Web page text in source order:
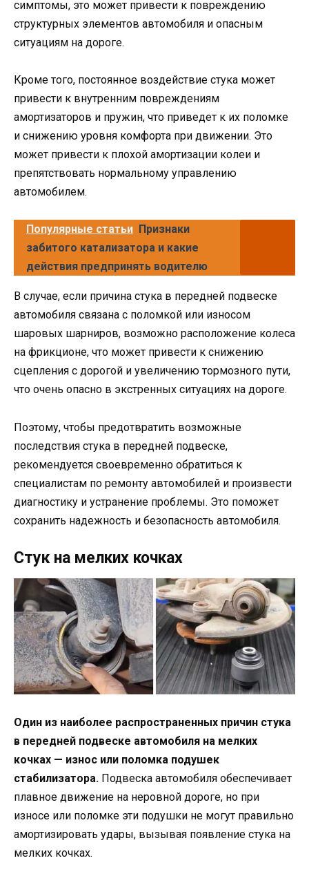
симптомы, это может привести к повреждению
структурных элементов автомобиля и опасным
ситуациям на дороге.
Кроме того, постоянное воздействие стука может
привести к внутренним повреждениям
амортизаторов и пружин, что приведет к их поломке
и снижению уровня комфорта при движении. Это
может привести к плохой амортизации колеи и
препятствовать нормальному управлению
автомобилем.
Популярные статьи Признаки
забитого катализатора и какие
действия предпринять водителю
В случае, если причина стука в передней подвеске
автомобиля связана с поломкой или износом
шаровых шарниров, возможно расположение колеса
на фрикционе, что может привести к снижению
сцепления с дорогой и увеличению тормозного пути,
что очень опасно в экстренных ситуациях на дороге.
Поэтому, чтобы предотвратить возможные
последствия стука в передней подвеске,
рекомендуется своевременно обратиться к
специалистам по ремонту автомобилей и произвести
диагностику и устранение проблемы. Это поможет
сохранить надежность и безопасность автомобиля.
Стук на мелких кочках
Один из наиболее распространенных причин стука
в передней подвеске автомобиля на мелких
кочках — износ или поломка подушек
стабилизатора. Подвеска автомобиля обеспечивает
плавное движение на неровной дороге, но при
износе или поломке эти подушки не могут правильно
амортизировать удары, вызывая появление стука на
мелких кочках.